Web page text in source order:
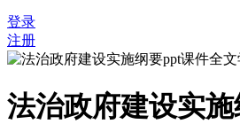
登录
注册
法治政府建设实